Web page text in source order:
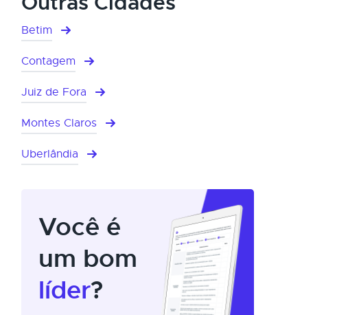
Betim
Contagem
Juiz de Fora
Montes Claros
Uberlândia
Você é
um bom
líder?